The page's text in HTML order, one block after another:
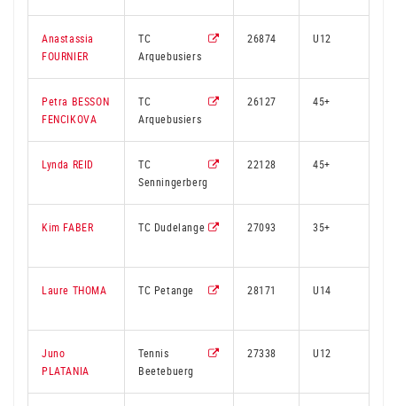
Anastassia
FOURNIER
TC
Arquebusiers
26874 U12
Petra BESSON
FENCIKOVA
TC
Arquebusiers
26127 45+
Lynda REID
TC
Senningerberg
22128 45+
Kim FABER TC Dudelange 27093 35+
Laure THOMA TC Petange 28171 U14
Juno
PLATANIA
Tennis
Beetebuerg
27338 U12